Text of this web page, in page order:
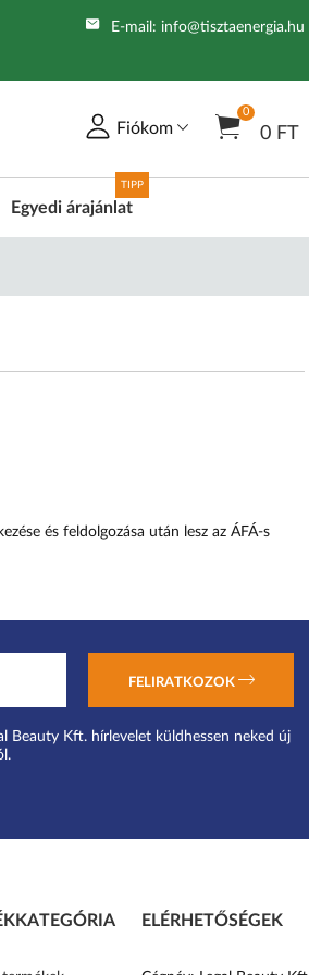
E-mail: info@tisztaenergia.hu
0
0 FT
Fiókom
Egyedi árajánlat
TIPP
és feldolgozása után lesz az ÁFÁ-s
FELIRATKOZOK
Beauty Kft. hírlevelet küldhessen neked új
ELÉRHETŐSÉGEK